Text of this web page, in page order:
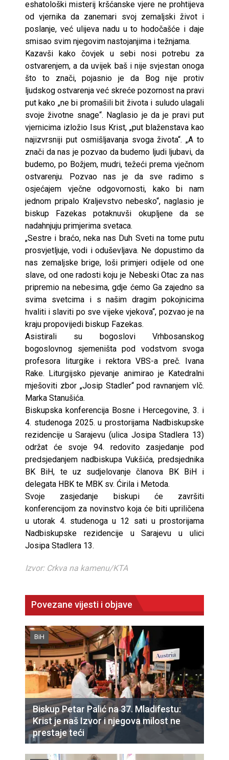
eshatološki misterij kršćanske vjere ne prohtijeva
od vjernika da zanemari svoj zemaljski život i
poslanje, već ulijeva nadu u to hodočašće i daje
smisao svim njegovim nastojanjima i težnjama.
Kazavši kako čovjek u sebi nosi potrebu za
ostvarenjem, a da uvijek baš i nije svjestan onoga
što to znači, pojasnio je da Bog nije protiv
ljudskog ostvarenja već skreće pozornost na pravi
put kako „ne bi promašili bit života i suludo ulagali
svoje životne snage“. Naglasio je da je pravi put
vjernicima izložio Isus Krist, „put blaženstava kao
najizvrsniji put osmišljavanja svoga života“. „A to
znači da nas je pozvao da budemo ljudi ljubavi, da
budemo, po Božjem, mudri, težeći prema vječnom
ostvarenju. Pozvao nas je da sve radimo s
osjećajem vječne odgovornosti, kako bi nam
jednom pripalo Kraljevstvo nebesko“, naglasio je
biskup Fazekas potaknuvši okupljene da se
nadahnjuju primjerima svetaca.
„Sestre i braćo, neka nas Duh Sveti na tome putu
prosvjetljuje, vodi i oduševljava. Ne dopustimo da
nas zemaljske brige, loši primjeri odijele od one
slave, od one radosti koju je Nebeski Otac za nas
pripremio na nebesima, gdje ćemo Ga zajedno sa
svima svetcima i s našim dragim pokojnicima
hvaliti i slaviti po sve vijeke vjekova“, pozvao je na
kraju propovijedi biskup Fazekas.
Asistirali su bogoslovi Vrhbosanskog
bogoslovnog sjemeništa pod vodstvom svoga
profesora liturgike i rektora VBS-a preč. Ivana
Rake. Liturgijsko pjevanje animirao je Katedralni
mješoviti zbor „Josip Stadler“ pod ravnanjem vlč.
Marka Stanušića.
Biskupska konferencija Bosne i Hercegovine, 3. i
4. studenoga 2025. u prostorijama Nadbiskupske
rezidencije u Sarajevu (ulica Josipa Stadlera 13)
održat će svoje 94. redovito zasjedanje pod
predsjedanjem nadbiskupa Vukšića, predsjednika
BK BiH, te uz sudjelovanje članova BK BiH i
delegata HBK te MBK sv. Ćirila i Metoda.
Svoje zasjedanje biskupi će završiti
konferencijom za novinstvo koja će biti upriličena
u utorak 4. studenoga u 12 sati u prostorijama
Nadbiskupske rezidencije u Sarajevu u ulici
Josipa Stadlera 13.
Izvor: Crkva na kamenu/KTA
Povezane vijesti i objave
BiH
Biskup Petar Palić na 37. Mladifestu:
Krist je naš Izvor i njegova milost ne
prestaje teći